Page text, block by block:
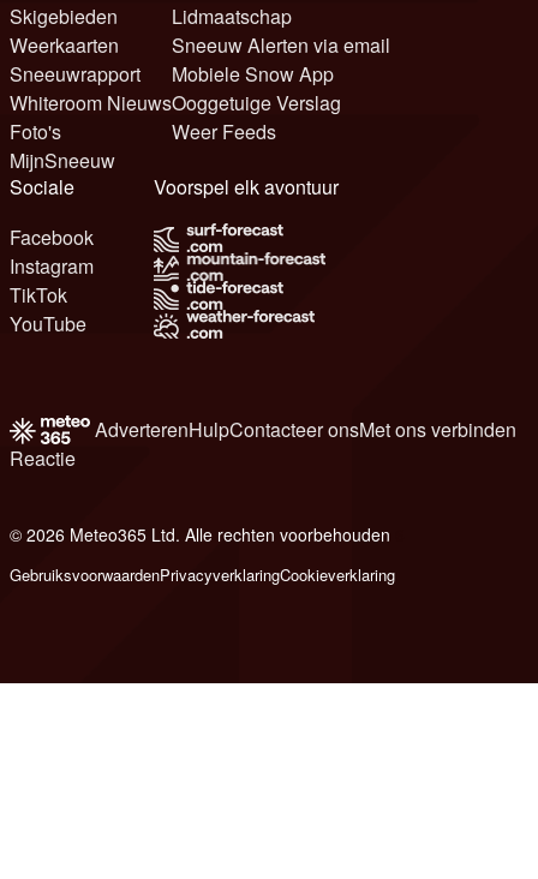
Skigebieden
Weerkaarten
Sneeuwrapport
Whiteroom Nieuws
Foto's
MijnSneeuw
Lidmaatschap
Sneeuw Alerten via email
Mobiele Snow App
Ooggetuige Verslag
Weer Feeds
Sociale
Facebook
Instagram
TikTok
YouTube
Voorspel elk avontuur
AdverterenHulpContacteer onsMet ons verbinden
Reactie
© 2026 Meteo365 Ltd. Alle rechten voorbehouden
GebruiksvoorwaardenPrivacyverklaringCookieverklaring